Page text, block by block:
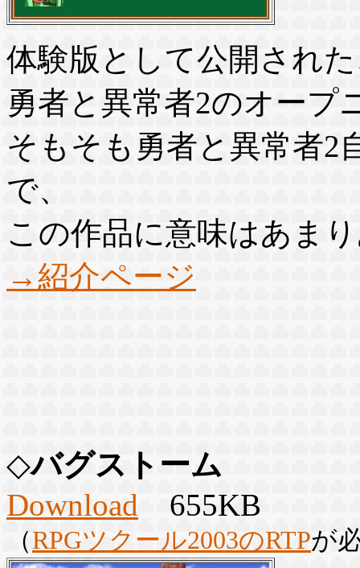
体験版として公開され
勇者と異常者2のオープ
そもそも勇者と異常者2
で、
この作品に意味はあま
→紹介ページ
◇バグストーム
Download 655KB
（RPGツクール2003のRTPが